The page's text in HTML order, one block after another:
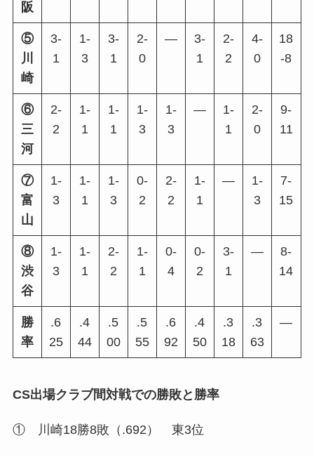
阪
⑤
川
崎
3-
1
1-
3
3-
1
2-
0
―
3-
1
2-
2
4-
0
18
-8
⑥
三
河
2-
2
1-
1
1-
1
1-
3
1-
3
―
1-
1
2-
0
9-
11
⑦
富
山
1-
3
1-
1
1-
3
0-
2
2-
2
1-
1
―
1-
3
7-
15
⑧
渋
谷
1-
3
1-
1
2-
2
1-
1
0-
4
0-
2
3-
1
―
8-
14
勝
率
.6
25
.4
44
.5
00
.5
55
.6
92
.4
50
.3
18
.3
63
―
CS出場クラブ間対戦での勝敗と勝率
① 川崎18勝8敗（.692） 東3位